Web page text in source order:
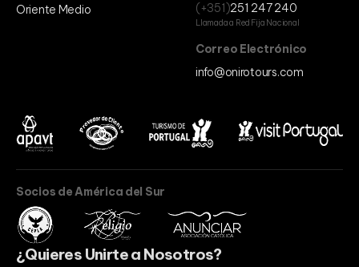
(+351)251 247 240
Llamada a Red Fija Nacional
Correo Electrónico
info@onirotours.com
Oriente Medio
Socios de América del Sur
¿Quieres Unirte a Nosotros?